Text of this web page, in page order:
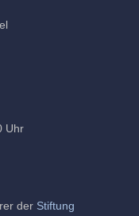
Uhr
der Stiftung